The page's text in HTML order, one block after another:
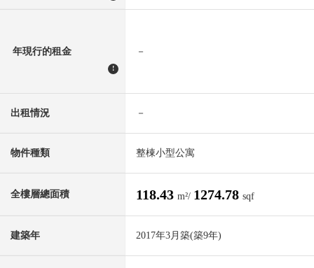
年現行的租金
!
－
出租情況 －
物件種類 整棟小型公寓
全樓層總面積 118.43 m²/ 1274.78 sqf
建築年 2017年3月築(築9年)